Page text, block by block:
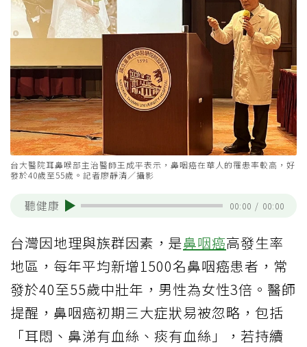
台大醫院耳鼻喉部主治醫師王成平表示，鼻咽癌在華人的罹患率較高，好
發於40歲至55歲。記者廖靜清／攝影
聽健康 00:00 / 00:00
台灣因地理與族群因素，是鼻咽癌高發生率
地區，每年平均新增1500名鼻咽癌患者，常
發於40至55歲中壯年，男性為女性3倍。醫師
提醒，鼻咽癌初期三大症狀易被忽略，包括
「耳悶、鼻涕有血絲、痰有血絲」，若持續